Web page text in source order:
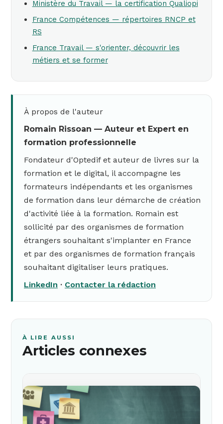
Ministère du Travail — la certification Qualiopi
France Compétences — répertoires RNCP et
RS
France Travail — s'orienter, découvrir les
métiers et se former
À propos de l'auteur
Romain Rissoan — Auteur et Expert en
formation professionnelle
Fondateur d'Optedif et auteur de livres sur la
formation et le digital, il accompagne les
formateurs indépendants et les organismes
de formation dans leur démarche de création
d'activité liée à la formation. Romain est
sollicité par des organismes de formation
étrangers souhaitant s'implanter en France
et par des organismes de formation français
souhaitant digitaliser leurs pratiques.
LinkedIn · Contacter la rédaction
À LIRE AUSSI
Articles connexes